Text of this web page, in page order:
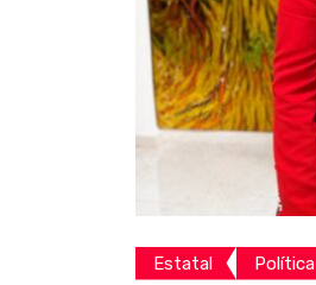
Estatal Política